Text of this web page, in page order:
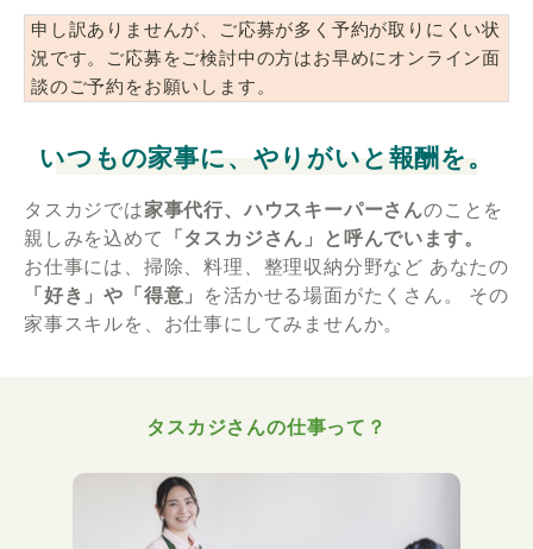
申し訳ありませんが、ご応募が多く予約が取りにくい状
況です。ご応募をご検討中の方はお早めにオンライン面
談のご予約をお願いします。
いつもの家事に、やりがいと報酬を。
タスカジでは家事代行、ハウスキーパーさんのことを
親しみを込めて
「タスカジさん」と呼んでいます。
お仕事には、掃除、料理、整理収納分野など あなたの
「好き」や「得意」
を活かせる場面がたくさん。
その
家事スキルを、お仕事にしてみませんか。
タスカジさんの仕事って？